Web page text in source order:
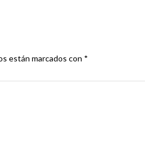
están marcados con *